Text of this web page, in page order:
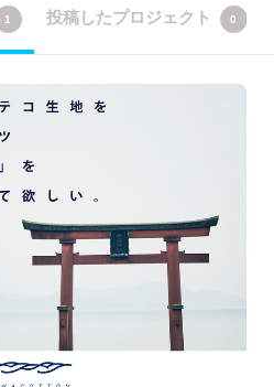
1 投稿したプロジェクト 0